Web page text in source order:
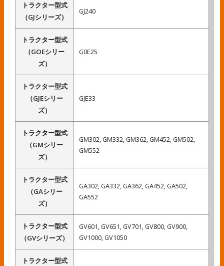
トラクター型式
（GJシリーズ）
GJ240
トラクター型式
（GOEシリー
ズ）
G0E25
トラクター型式
（GJEシリー
ズ）
GJE33
トラクター型式
（GMシリー
ズ）
GM302, GM332, GM362, GM452, GM502,
GM552
トラクター型式
（GAシリー
ズ）
GA302, GA332, GA362, GA452, GA502,
GA552
トラクター型式
（GVシリーズ）
GV601, GV651, GV701, GV800, GV900,
GV1000, GV1050
トラクター型式